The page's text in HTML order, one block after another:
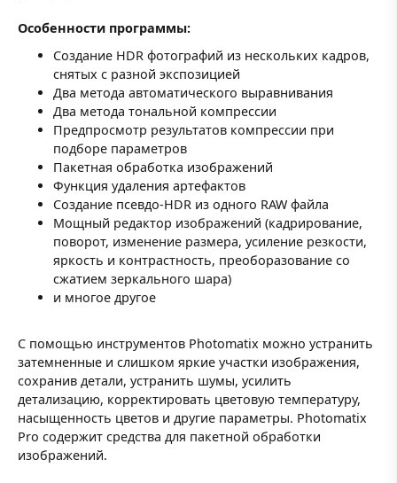
Особенности программы:
Создание HDR фотографий из нескольких кадров,
снятых с разной экспозицией
Два метода автоматического выравнивания
Два метода тональной компрессии
Предпросмотр результатов компрессии при
подборе параметров
Пакетная обработка изображений
Функция удаления артефактов
Создание псевдо-HDR из одного RAW файла
Мощный редактор изображений (кадрирование,
поворот, изменение размера, усиление резкости,
яркость и контрастность, преоборазование со
сжатием зеркального шара)
и многое другое
С помощью инструментов Photomatix можно устранить
затемненные и слишком яркие участки изображения,
сохранив детали, устранить шумы, усилить
детализацию, корректировать цветовую температуру,
насыщенность цветов и другие параметры. Photomatix
Pro содержит средства для пакетной обработки
изображений.